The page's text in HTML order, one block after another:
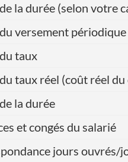
la durée (selon votre
versement périodique
taux
taux réel (coût réel
la durée
et congés du salarié
jours ouvrés/